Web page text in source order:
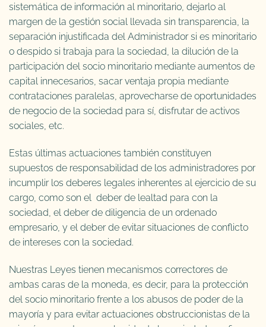
sistemática de información al minoritario, dejarlo al
margen de la gestión social llevada sin transparencia, la
separación injustificada del Administrador si es minoritario
o despido si trabaja para la sociedad, la dilución de la
participación del socio minoritario mediante aumentos de
capital innecesarios, sacar ventaja propia mediante
contrataciones paralelas, aprovecharse de oportunidades
de negocio de la sociedad para sí, disfrutar de activos
sociales, etc.
Estas últimas actuaciones también constituyen
supuestos de responsabilidad de los administradores por
incumplir los deberes legales inherentes al ejercicio de su
cargo, como son el deber de lealtad para con la
sociedad, el deber de diligencia de un ordenado
empresario, y el deber de evitar situaciones de conflicto
de intereses con la sociedad.
Nuestras Leyes tienen mecanismos correctores de
ambas caras de la moneda, es decir, para la protección
del socio minoritario frente a los abusos de poder de la
mayoría y para evitar actuaciones obstruccionistas de la